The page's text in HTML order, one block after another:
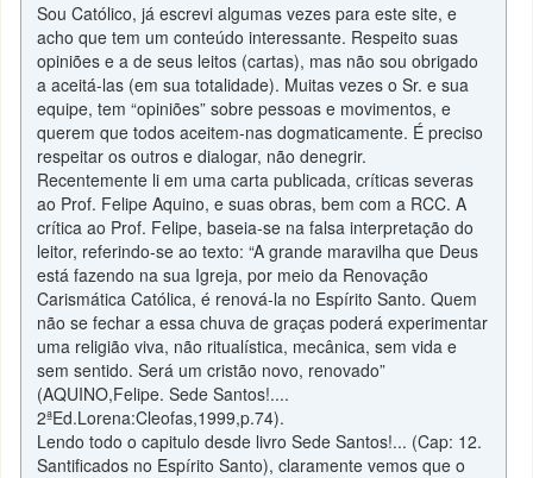
Sou Católico, já escrevi algumas vezes para este site, e
acho que tem um conteúdo interessante. Respeito suas
opiniões e a de seus leitos (cartas), mas não sou obrigado
a aceitá-las (em sua totalidade). Muitas vezes o Sr. e sua
equipe, tem “opiniões” sobre pessoas e movimentos, e
querem que todos aceitem-nas dogmaticamente. É preciso
respeitar os outros e dialogar, não denegrir.
Recentemente li em uma carta publicada, críticas severas
ao Prof. Felipe Aquino, e suas obras, bem com a RCC. A
crítica ao Prof. Felipe, baseia-se na falsa interpretação do
leitor, referindo-se ao texto: “A grande maravilha que Deus
está fazendo na sua Igreja, por meio da Renovação
Carismática Católica, é renová-la no Espírito Santo. Quem
não se fechar a essa chuva de graças poderá experimentar
uma religião viva, não ritualística, mecânica, sem vida e
sem sentido. Será um cristão novo, renovado”
(AQUINO,Felipe. Sede Santos!....
2ªEd.Lorena:Cleofas,1999,p.74).
Lendo todo o capitulo desde livro Sede Santos!... (Cap: 12.
Santificados no Espírito Santo), claramente vemos que o